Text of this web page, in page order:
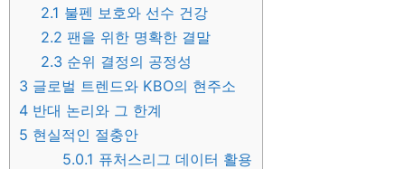
2.1 불펜 보호와 선수 건강
2.2 팬을 위한 명확한 결말
2.3 순위 결정의 공정성
3 글로벌 트렌드와 KBO의 현주소
4 반대 논리와 그 한계
5 현실적인 절충안
5.0.1 퓨처스리그 데이터 활용